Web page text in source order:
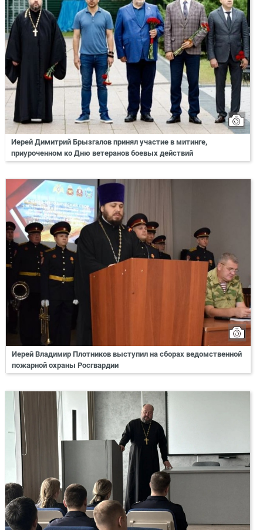
Иерей Димитрий Брызгалов принял участие в митинге,
приуроченном ко Дню ветеранов боевых действий
Иерей Владимир Плотников выступил на сборах ведомственной
пожарной охраны Росгвардии